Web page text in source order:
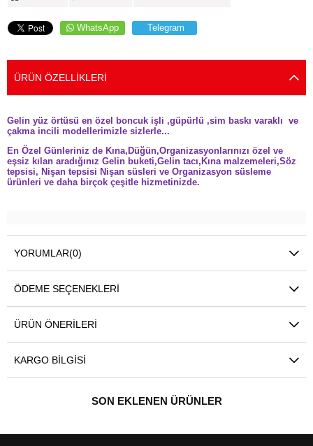
WhatsApp Telegram
ÜRÜN ÖZELLIKLERI
Gelin yüz örtüsü en özel boncuk işli ,güpürlü ,sim baskı varaklı ve
çakma incili modellerimizle sizlerle...
En Özel Günleriniz de Kına,Düğün,Organizasyonlarınızı özel ve
eşsiz kılan aradığınız Gelin buketi,Gelin tacı,Kına malzemeleri,Söz
tepsisi, Nişan tepsisi Nişan süsleri ve Organizasyon süsleme
ürünleri ve daha birçok çeşitle hizmetinizde.
YORUMLAR(0)
ÖDEME SEÇENEKLERI
ÜRÜN ÖNERILERI
KARGO BILGISI
SON EKLENEN ÜRÜNLER